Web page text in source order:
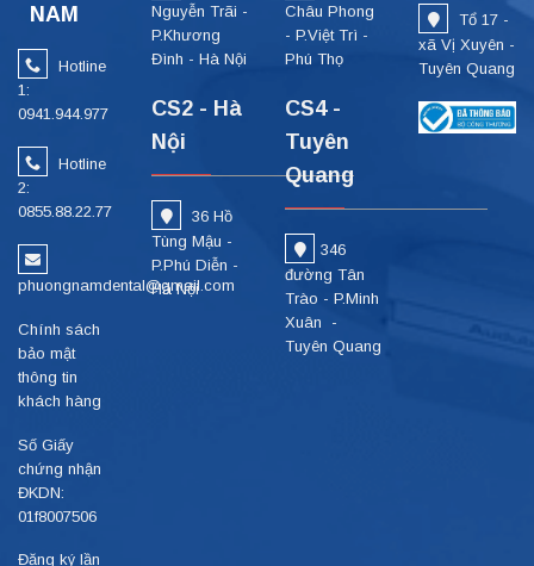
NAM
Hotline
1:
0941.944.977
Hotline
2:
0855.88.22.77
phuongnamdental@gmail.com
Chính sách
bảo mật
thông tin
khách hàng
Số Giấy
chứng nhận
ĐKDN:
01f8007506
Đăng ký lần
Nguyễn Trãi -
P.Khương
Đình - Hà Nội
CS2 - Hà
Nội
36 Hồ
Tùng Mậu -
P.Phú Diễn -
Hà Nội
Châu Phong
- P.Việt Trì -
Phú Thọ
CS4 -
Tuyên
Quang
346
đường Tân
Trào - P.Minh
Xuân -
Tuyên Quang
Tổ 17 -
xã Vị Xuyên -
Tuyên Quang